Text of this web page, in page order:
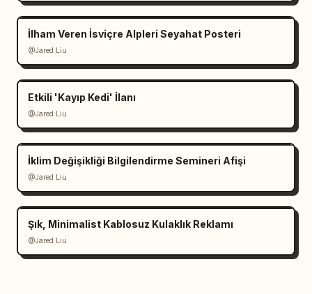
İlham Veren İsviçre Alpleri Seyahat Posteri
@Jared Liu
Etkili 'Kayıp Kedi' İlanı
@Jared Liu
İklim Değişikliği Bilgilendirme Semineri Afişi
@Jared Liu
Şık, Minimalist Kablosuz Kulaklık Reklamı
@Jared Liu